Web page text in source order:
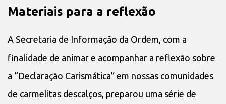
Materiais para a reflexão
A Secretaria de Informação da Ordem, com a
finalidade de animar e acompanhar a reflexão sobre
a “Declaração Carismática” em nossas comunidades
de carmelitas descalços, preparou uma série de